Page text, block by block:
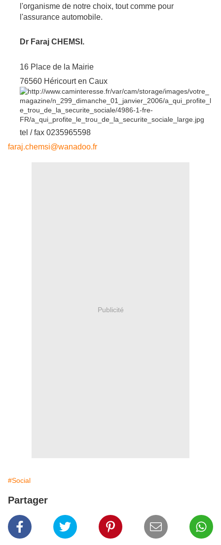
l'organisme de notre choix, tout comme pour
l'assurance automobile.
Dr Faraj CHEMSI.
16 Place de la Mairie
76560 Héricourt en Caux
tel / fax 0235965598
faraj.chemsi@wanadoo.fr
Publicité
#Social
Partager